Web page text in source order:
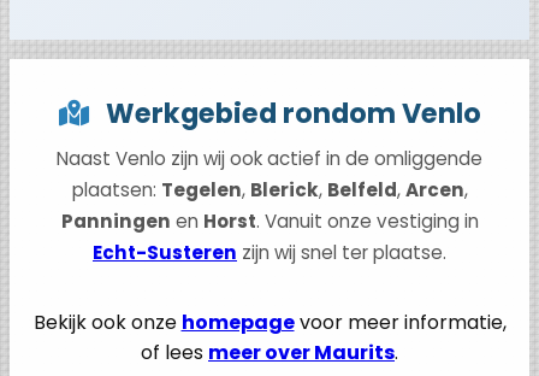
Werkgebied rondom Venlo
Naast Venlo zijn wij ook actief in de omliggende
plaatsen: Tegelen, Blerick, Belfeld,Arcen,
Panningen en Horst. Vanuit onze vestiging in
Echt-Susteren zijn wij snel ter plaatse.
Bekijk ook onze homepagevoor meer informatie,
of lees meer over Maurits.